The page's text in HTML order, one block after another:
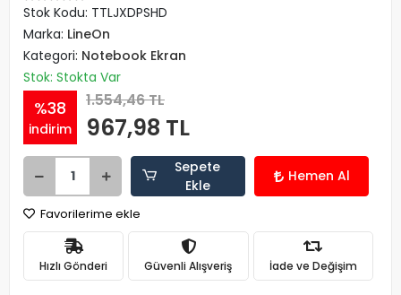
Stok Kodu: TTLJXDPSHD
Marka: LineOn
Kategori: Notebook Ekran
Stok: Stokta Var
%38
indirim
1.554,46 TL
967,98 TL
Sepete
Ekle
Hemen Al
Favorilerime ekle
Hızlı Gönderi Güvenli Alışveriş İade ve Değişim